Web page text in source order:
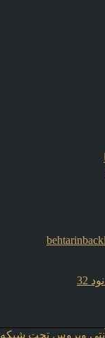
32
آنتی ویروس تحت شبکه